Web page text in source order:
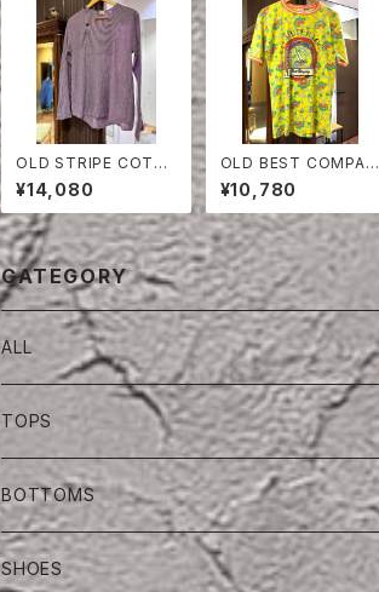
OLD STRIPE COTT
ON PULLOVER SHIR
T
¥14,080
OLD BEST COMPAN
Y T- SHIRT
¥10,780
CATEGORY
ALL
TOPS
BOTTOMS
SHOES